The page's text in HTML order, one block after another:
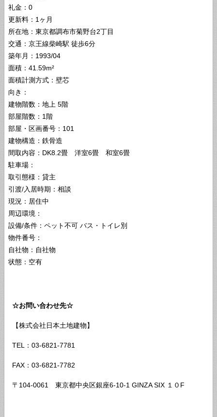
礼金：0
更新料：1ヶ月
所在地：東京都調布市菊野台2丁目
交通：京王線柴崎駅 徒歩6分
築年月：1993/04
面積：41.59m²
面積計測方式：壁芯
向き：
建物階数：地上 5階
部屋階数：1階
部屋・区画番号：101
建物構造：鉄骨造
間取内容：DK8.2畳 洋室6畳 和室6畳
駐車場：
取引態様：貸主
引渡/入居時期：相談
現況：居住中
周辺環境：
設備/条件：ペット不可 バス・トイレ別
物件番号：
自社物：自社物
状態：空有
☆お問い合わせ先☆
【株式会社日本土地建物】
TEL：03-6821-7781
FAX：03-6821-7782
〒104-0061 東京都中央区銀座6-10-1 GINZA SIX １０F